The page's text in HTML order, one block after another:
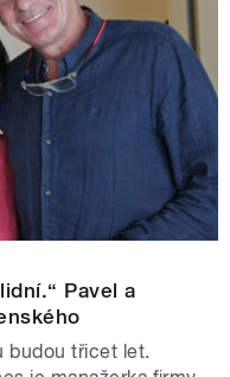
Pavel a
budou třicet let.